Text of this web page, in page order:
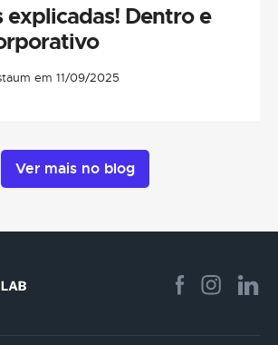
explicadas! Dentro e
em 11/09/2025
Ver mais no blog